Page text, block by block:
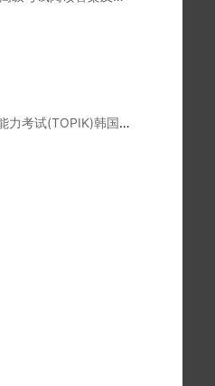
试(TOPIK)韩国报名时间